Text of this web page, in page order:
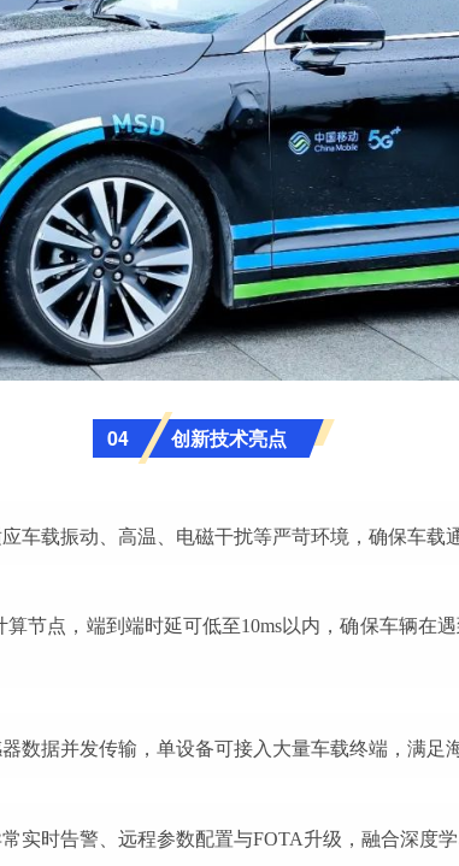
04 创新技术亮点
车载振动、高温、电磁干扰等严苛环境，确保车载
节点，端到端时延可低至10ms以内，确保车辆在
数据并发传输，单设备可接入大量车载终端，满足
实时告警、远程参数配置与FOTA升级，融合深度